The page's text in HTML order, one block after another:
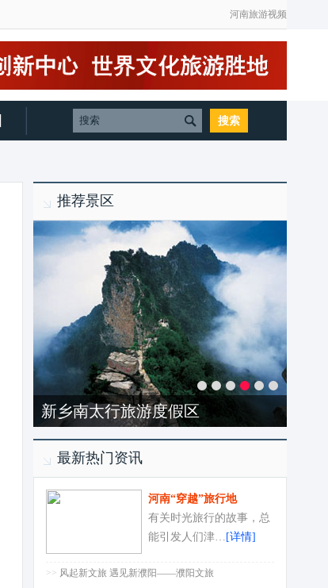
河南旅游视频
推荐景区
开封清明上河园
最新热门资讯
河南“穿越”旅行地
有关时光旅行的故事，总
能引发人们津… [详情]
>> 风起新文旅 遇见新濮阳——濮阳文旅